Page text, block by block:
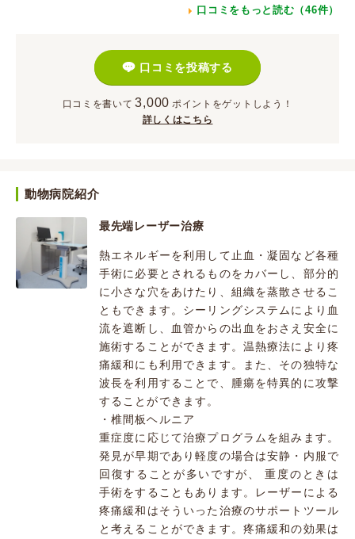
口コミをもっと読む（46件）
口コミを投稿する
口コミを書いて 3,000 ポイント をゲットしよう！
詳しくはこちら
動物病院紹介
最先端レーザー治療
熱エネルギーを利用して止血・凝固など各種
手術に必要とされるものをカバーし、部分的
に小さな穴をあけたり、組織を蒸散させるこ
ともできます。シーリングシステムにより血
流を遮断し、血管からの出血をおさえ安全に
施術することができます。温熱療法により疼
痛緩和にも利用できます。また、その独特な
波長を利用することで、腫瘍を特異的に攻撃
することができます。
・椎間板ヘルニア
重症度に応じて治療プログラムを組みます。
発見が早期であり軽度の場合は安静・内服で
回復することが多いですが、 重度のときは
手術をすることもあります。レーザーによる
疼痛緩和はそういった治療のサポートツール
と考えることができます。疼痛緩和の効果は